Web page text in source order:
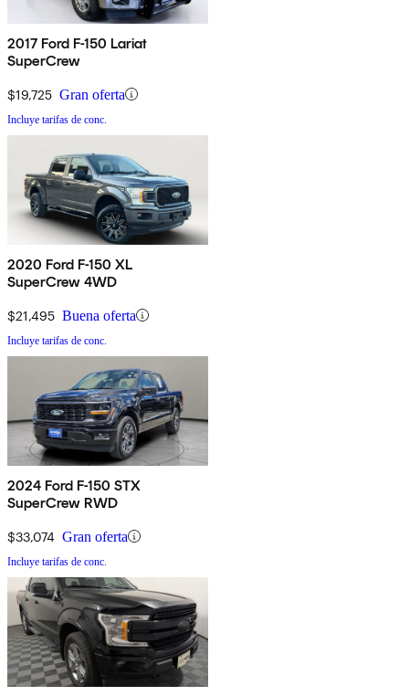
2017 Ford F-150 Lariat
SuperCrew
$19,725 Gran oferta
Incluye tarifas de conc.
2020 Ford F-150 XL
SuperCrew 4WD
$21,495 Buena oferta
Incluye tarifas de conc.
2024 Ford F-150 STX
SuperCrew RWD
$33,074 Gran oferta
Incluye tarifas de conc.